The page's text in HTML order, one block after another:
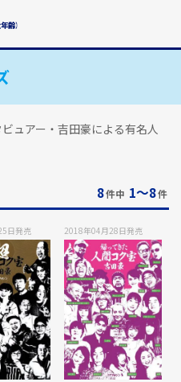
ュアー・吉田豪による有名人
8件中 1〜8件
日発売 2018年04月28日発売